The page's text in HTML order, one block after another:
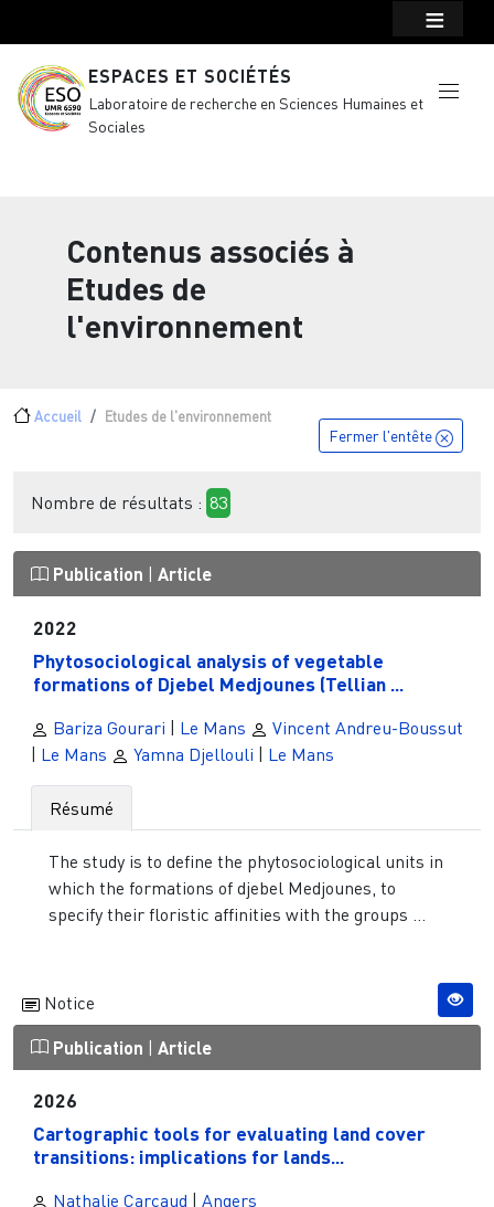
ESPACES ET SOCIÉTÉS
Laboratoire de recherche en Sciences Humaines et
Sociales
Contenus associés à
Etudes de
l'environnement
Fil d'Ariane
Accueil Etudes de l'environnement
Fermer l'entête
Nombre de résultats : 83
Publication Article
2022
Phytosociological analysis of vegetable
formations of Djebel Medjounes (Tellian ...
Bariza Gourari | Le Mans
Vincent Andreu-Boussut
| Le Mans Yamna Djellouli | Le Mans
Résumé
The study is to define the phytosociological units in
which the formations of djebel Medjounes, to
specify their floristic affinities with the groups ...
Notice
Publication | Article
2026
Cartographic tools for evaluating land cover
transitions: implications for lands...
Nathalie Carcaud | Angers